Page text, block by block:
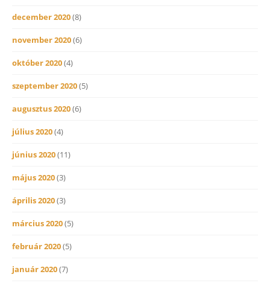
december 2020(8)
november 2020(6)
október 2020(4)
szeptember 2020(5)
augusztus 2020(6)
július 2020(4)
június 2020(11)
május 2020(3)
április 2020(3)
március 2020(5)
február 2020(5)
január 2020(7)